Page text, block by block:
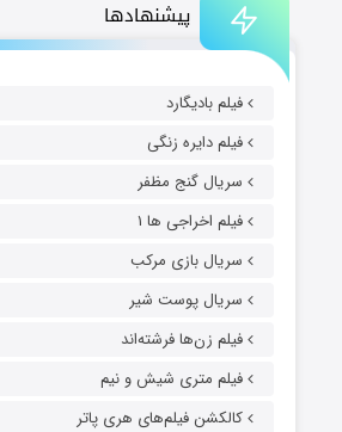
پیشنهادها
فیلم بادیگارد
فیلم دایره زنگی
سریال گنج مظفر
فیلم اخراجی ها ۱
سریال بازی مرکب
سریال پوست شیر
فیلم زن‌ها فرشته‌اند
فیلم متری شیش و نیم
کالکشن فیلم‌های هری پاتر